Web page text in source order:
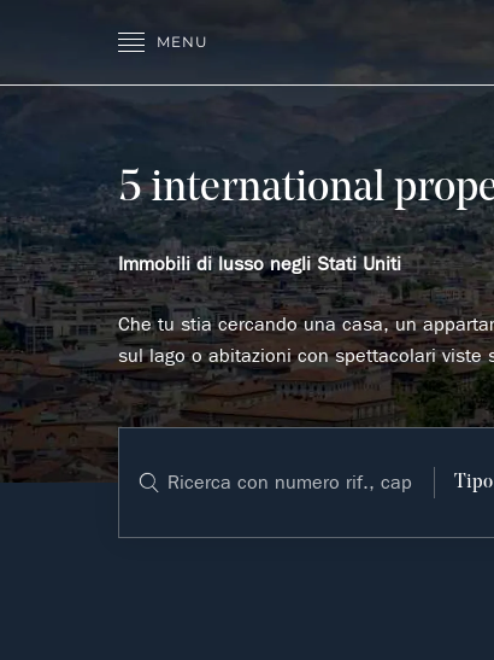
MENU
5 international
Immobili di lusso negli Stati Uniti
Che tu stia cercando una casa, un
sul lago o abitazioni con spettacolari viste